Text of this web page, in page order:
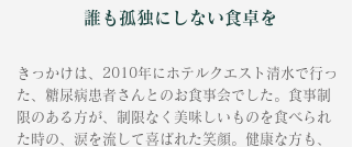
誰も孤独にしない食卓を
きっかけは、2010年にホテルクエスト清水で行っ
た、糖尿病患者さんとのお食事会でした。食事制
限のある方が、制限なく美味しいものを食べられ
た時の、涙を流して喜ばれた笑顔。健康な方も、